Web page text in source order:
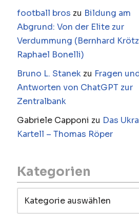
football bros zu Bildung am
Abgrund: Von der Elite zur
Verdummung (Bernhard
Raphael Bonelli)
Bruno L. Stanek zu Fragen
Antworten von ChatGPT zur
Zentralbank
Gabriele Capponi zu Das
Kartell – Thomas Röper
Kategorien